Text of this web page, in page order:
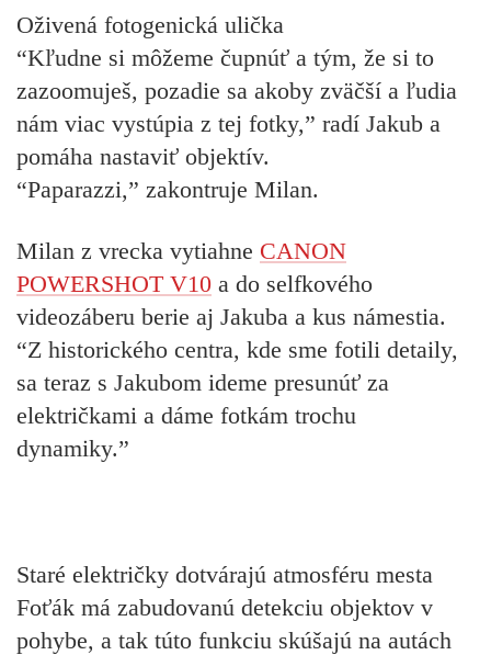
Oživená fotogenická ulička
“Kľudne si môžeme čupnúť a tým, že si to
zazoomuješ, pozadie sa akoby zväčší a ľudia
nám viac vystúpia z tej fotky,” radí Jakub a
pomáha nastaviť objektív.
“Paparazzi,” zakontruje Milan.
Milan z vrecka vytiahne CANON
POWERSHOT V10 a do selfkového
videozáberu berie aj Jakuba a kus námestia.
“Z historického centra, kde sme fotili detaily,
sa teraz s Jakubom ideme presunúť za
električkami a dáme fotkám trochu
dynamiky.”
Staré električky dotvárajú atmosféru mesta
Foťák má zabudovanú detekciu objektov v
pohybe, a tak túto funkciu skúšajú na autách